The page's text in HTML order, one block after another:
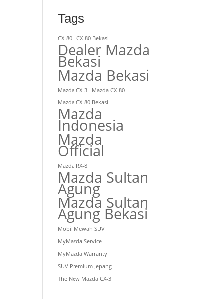
Tags
CX-80 CX-80 Bekasi
Dealer Mazda
Bekasi
Mazda Bekasi
Mazda CX-3
Mazda CX-80
Mazda CX-80 Bekasi
Mazda
Indonesia
Mazda
Official
Mazda RX-8
Mazda Sultan
Agung
Mazda Sultan
Agung Bekasi
Mobil Mewah SUV
MyMazda Service
MyMazda Warranty
SUV Premium Jepang
The New Mazda CX-3